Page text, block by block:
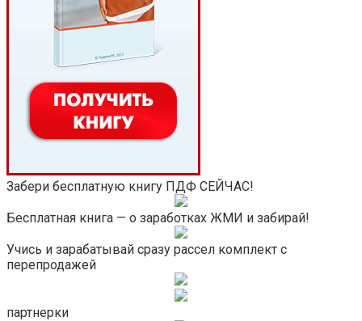
Забери бесплатную книгу ПДФ СЕЙЧАС!
Бесплатная книга — о заработках ЖМИ и забирай!
Учись и зарабатывай сразу рассел комплект с
перепродажей
партнерки